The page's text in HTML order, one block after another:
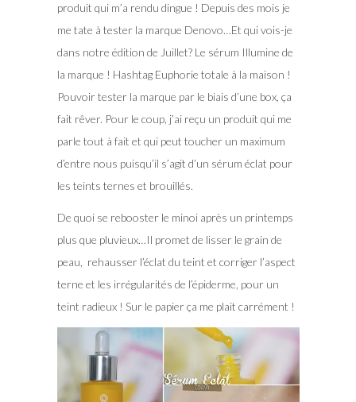
produit qui m’a rendu dingue ! Depuis des mois je
me tate à tester la marque Denovo…Et qui vois-je
dans notre édition de Juillet? Le sérum Illumine de
la marque ! Hashtag Euphorie totale à la maison !
Pouvoir tester la marque par le biais d’une box, ça
fait rêver. Pour le coup, j’ai reçu un produit qui me
parle tout à fait et qui peut toucher un maximum
d’entre nous puisqu’il s’agit d’un sérum éclat pour
les teints ternes et brouillés.
De quoi se rebooster le minoi après un printemps
plus que pluvieux…Il promet de lisser le grain de
peau, rehausser l’éclat du teint et corriger l’aspect
terne et les irrégularités de l’épiderme, pour un
teint radieux ! Sur le papier ça me plait carrément !